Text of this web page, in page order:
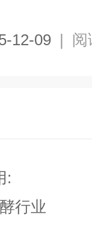
12-09 | 阅
:
行业